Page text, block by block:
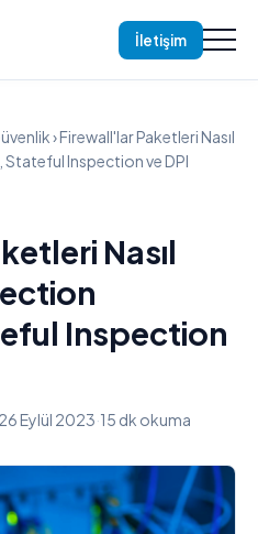
İletişim
› Firewall'lar Paketleri Nasıl
Inspection ve DPI
Nasıl
Inspection
Eylül 2023·15 dk okuma